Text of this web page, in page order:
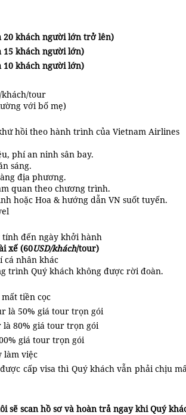
20 khách người lớn trở lên)
15 khách người lớn)
10 khách người lớn)
khách/tour
với bố mẹ)
hồi theo hành trình của Vietnam Airlines
phí an ninh sân bay.
sáng.
địa phương.
quan theo chương trình.
hoặc Hoa & hướng dẫn VN suốt tuyến.
đến ngày khởi hành
xế (60USD/khách/tour)
cá nhân khác
trình Quý khách không được rời đoàn.
tiền cọc
là 50% giá tour trọn gói
80% giá tour trọn gói
giá tour trọn gói
làm việc
cấp visa thì Quý khách vẫn phải chịu
sẽ scan hồ sơ và hoàn trả ngay khi Quý